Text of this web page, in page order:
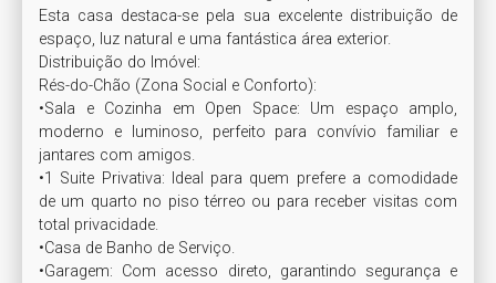
Esta casa destaca-se pela sua excelente distribuição de
espaço, luz natural e uma fantástica área exterior.
Distribuição do Imóvel:
Rés-do-Chão (Zona Social e Conforto):
•Sala e Cozinha em Open Space: Um espaço amplo,
moderno e luminoso, perfeito para convívio familiar e
jantares com amigos.
•1 Suite Privativa: Ideal para quem prefere a comodidade
de um quarto no piso térreo ou para receber visitas com
total privacidade.
•Casa de Banho de Serviço.
•Garagem: Com acesso direto, garantindo segurança e